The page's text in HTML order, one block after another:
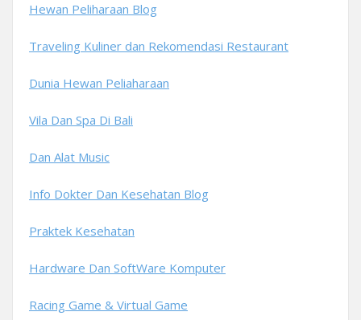
Hewan Peliharaan Blog
Traveling Kuliner dan Rekomendasi Restaurant
Dunia Hewan Peliaharaan
Vila Dan Spa Di Bali
Dan Alat Music
Info Dokter Dan Kesehatan Blog
Praktek Kesehatan
Hardware Dan SoftWare Komputer
Racing Game & Virtual Game